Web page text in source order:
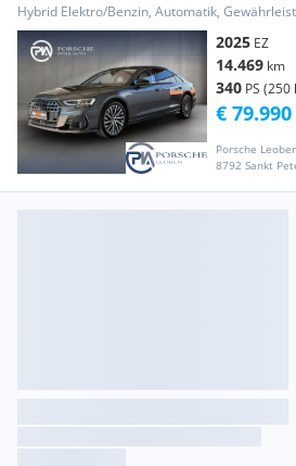
Hybrid Elektro/Benzin, Automatik,
2025 EZ
14.469 km
340 PS (250
Porsche
8792 Sankt
€ 79.990